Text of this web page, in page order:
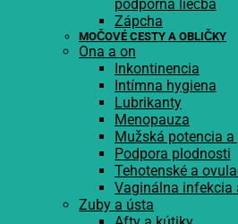
podporná liečba
Zápcha
MOČOVÉ CESTY A OBLIČKY
Ona a on
Inkontinencia
Intímna hygiena
Lubrikanty
Menopauza
Mužská potencia
Podpora plodnosti
Tehotenské a
Vaginálna infekcia
Zuby a ústa